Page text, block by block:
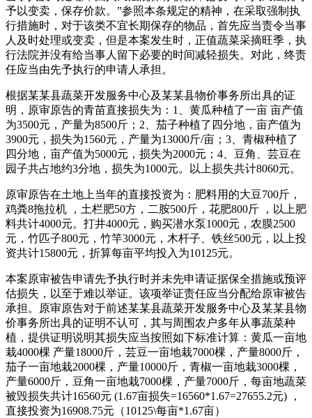
予以变卖，保存价款。”参照本条规定的精神，在采取强制执
行措施时，对于该类不宜长期保存的物品，首先应当责令当事
人及时处理或变卖，但是本案发生时，正值蔬菜采摘旺季，执
行法院并没有给当事人留下必要的时间减轻损失。对此，终责
任应当由先予执行的申请人承担。
根据某某县蔬菜开发服务中心及某某县物价事务所出具的证
明，原审原告的青苗直接损失为：1、黄瓜种植了一亩 亩产值
为3500元，产量为8500斤；2、茄子种植了四分地，亩产值为
3900元，损失为1560元，产量为13000斤/亩；3、青椒种植了
四分地，亩产值为5000元，损失为2000元；4、豆角、芸豆在
园子共占地约3分地，损失为1000元。以上损失共计8060元。
原审原告在土地上当年的直接投资为：肥料用的大豆700斤，
鸡粪8拖拉机 ，土栏肥50方，二胺500斤，花肥800斤 ，以上肥
料共计4000元。打井4000元，购买潜水泵1000元，农膜2500
元，竹匹子800元，竹竿3000元，木杆子、铁丝500元，以上投
资共计15800元，折算每亩平均投入为10125元。
本案原审被告申请先予执行时并未先申请证据保全措施或预评
估损失，以至于难以举证。该项举证责任应当分配给原审被告
承担。原审原告对于前述某某县蔬菜开发服务中心及某某县物
价事务所出具的证明不认可，其与周围农户多年从事蔬菜种
植，提供证明说明其损失应当按照如下标准计算：黄瓜一亩地
栽4000棵 产量18000斤，芸豆一亩地栽7000棵，产量8000斤，
茄子一亩地栽2000棵，产量10000斤，青椒一亩地栽3000棵，
产量6000斤，豆角一亩地栽7000棵，产量7000斤，每亩地蔬菜
被毁损失共计16560元 (1.67亩损失=16560*1.67=27655.2元) ，
直接投资为16908.75元（10125\每亩*1.67亩）